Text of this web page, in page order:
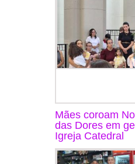
Mães coroam
das Dores em
Igreja Catedral